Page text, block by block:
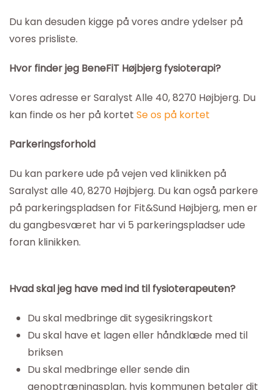
Du kan desuden kigge på vores andre ydelser på
vores prisliste.
Hvor finder jeg BeneFiT Højbjerg fysioterapi?
Vores adresse er Saralyst Alle 40, 8270 Højbjerg. Du
kan finde os her på kortet Se os på kortet
Parkeringsforhold
Du kan parkere ude på vejen ved klinikken på
Saralyst alle 40, 8270 Højbjerg. Du kan også parkere
på parkeringspladsen for Fit&Sund Højbjerg, men er
du gangbesværet har vi 5 parkeringspladser ude
foran klinikken.
Hvad skal jeg have med ind til fysioterapeuten?
Du skal medbringe dit sygesikringskort
Du skal have et lagen eller håndklæde med til
briksen
Du skal medbringe eller sende din
genoptræningsplan, hvis kommunen betaler dit